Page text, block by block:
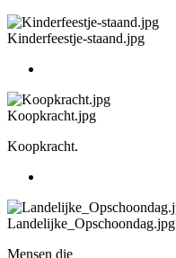
Kinderfeestje-staand.jpg
Koopkracht.jpg
Koopkracht.
Landelijke_Opschoondag.jpg
Mensen die